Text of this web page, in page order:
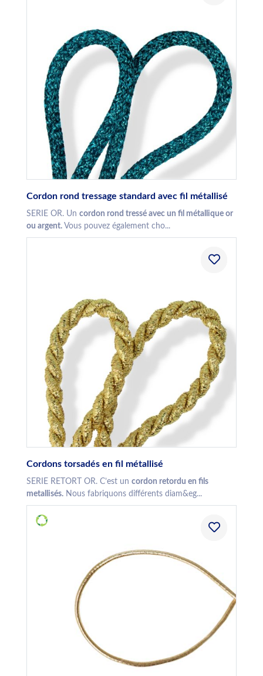
Cordon rond tressage standard avec fil métallisé
SERIE OR. Un cordon rond tressé avec un fil métallique or
ou argent. Vous pouvez également cho...
Cordons torsadés en fil métallisé
SERIE RETORT OR. C’est un cordon retordu en fils
metallisés. Nous fabriquons différents diam&eg...